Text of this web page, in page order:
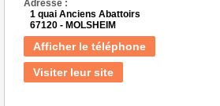
Adresse :
1 quai Anciens Abattoirs
67120 - MOLSHEIM
Afficher le téléphone
Visiter leur site